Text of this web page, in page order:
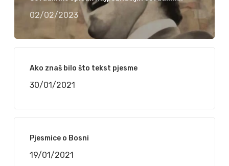
02/02/2023
Ako znaš bilo što tekst pjesme
30/01/2021
Pjesmice o Bosni
19/01/2021